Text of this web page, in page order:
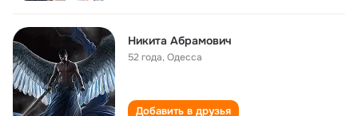
Никита Абрамович
52 года,Одесса
Добавить в друзья